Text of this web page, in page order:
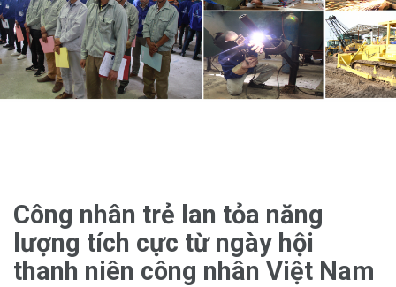
Công nhân trẻ lan tỏa năng
lượng tích cực từ ngày hội
thanh niên công nhân Việt Nam